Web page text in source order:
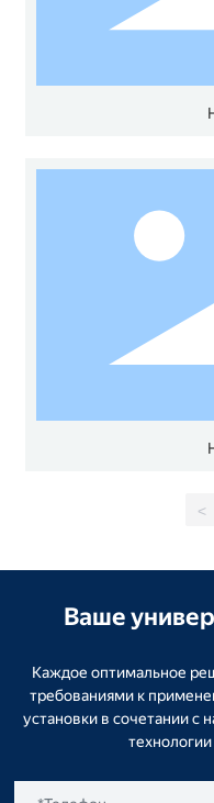
<
Ваше
Каждое оптимальное
требованиями к
установки в сочетании с